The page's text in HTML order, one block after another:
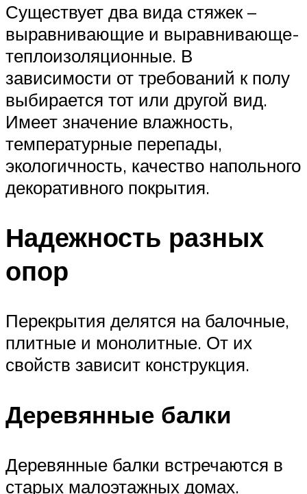
Существует два вида стяжек –
выравнивающие и выравнивающе-
теплоизоляционные. В
зависимости от требований к полу
выбирается тот или другой вид.
Имеет значение влажность,
температурные перепады,
экологичность, качество напольного
декоративного покрытия.
Надежность разных
опор
Перекрытия делятся на балочные,
плитные и монолитные. От их
свойств зависит конструкция.
Деревянные балки
Деревянные балки встречаются в
старых малоэтажных домах.